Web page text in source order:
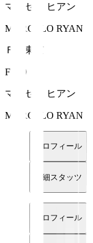
マルセロ ヒアン
MARCELO RYAN
ＦＣ東京
FW 9
マルセロ ヒアン
MARCELO RYAN
プロフィール
詳細スタッツ
プロフィール